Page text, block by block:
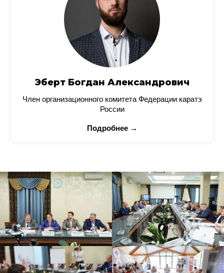
Эберт Богдан Александрович
Член организационного комитета Федерации каратэ
России
Подробнее →